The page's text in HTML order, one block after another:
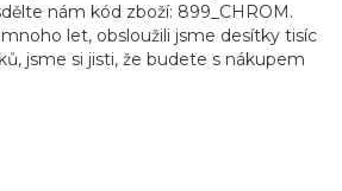
nám kód zboží: 899_CHROM.
let, obsloužili jsme desítky tisíc
jsme si jisti, že budete s nákupem